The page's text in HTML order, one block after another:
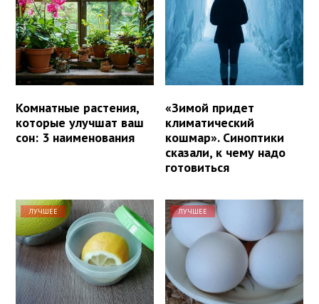
Комнатные растения,
которые улучшат ваш
сон: 3 наименования
«Зимой придет
климатический
кошмар». Синоптики
сказали, к чему надо
готовиться
ЛУЧШЕЕ ЛУЧШЕЕ